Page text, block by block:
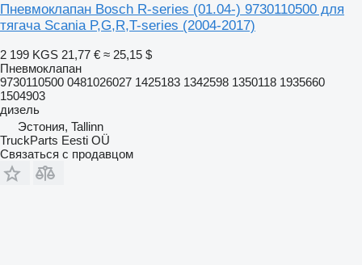
Пневмоклапан Bosch R-series (01.04-) 9730110500 для
тягача Scania P,G,R,T-series (2004-2017)
2 199 KGS 21,77 € ≈ 25,15 $
Пневмоклапан
9730110500 0481026027 1425183 1342598 1350118 1935660
1504903
дизель
Эстония, Tallinn
TruckParts Eesti OÜ
Связаться с продавцом